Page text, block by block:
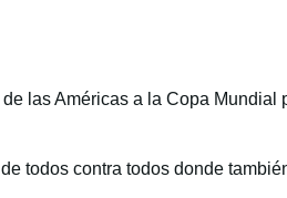
las Américas a la Copa
todos contra todos donde